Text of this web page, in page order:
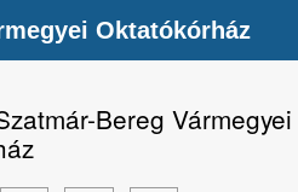
Bereg Vármegyei
Oktatókórház